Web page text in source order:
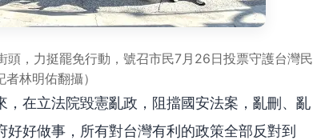
，力挺罷免行動，號召市民7月26日投票守護台灣民
者林明佑翻攝）
在立法院毀憲亂政，阻擋國安法案，亂刪、亂
好做事，所有對台灣有利的政策全部反對到